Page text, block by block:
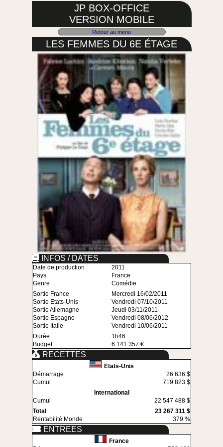
JP BOX-OFFICE
VERSION MOBILE
Retour au menu
LES FEMMES DU 6E ÉTAGE
INFOS / DATES
Date de production
2011
Pays
France
Genre
Comédie
Sortie France
Mercredi 16/02/2011
Sortie Etats-Unis
Vendredi 07/10/2011
Sortie Allemagne
Jeudi 03/11/2011
Sortie Espagne
Vendredi 08/06/2012
Sortie Italie
Vendredi 10/06/2011
Durée
1h46
Budget
6 141 357 €
RECETTES
Etats-Unis
Démarrage
26 636 $
Cumul
719 823 $
International
Cumul
22 547 488 $
Total
23 267 311 $
Rentabilité Monde
379 %
ENTREES
France